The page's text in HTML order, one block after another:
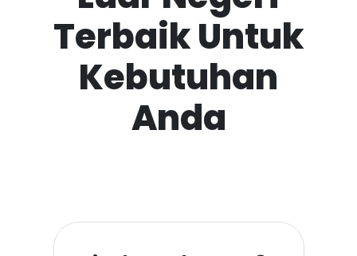
Terbaik Untuk
Kebutuhan
Anda